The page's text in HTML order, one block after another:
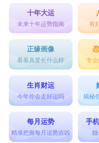
十年大运
未来十年运势指南 有
正缘画像
看看真爱长什么样 专
生肖财运
今年你会走好运吗 揭秘
每月运势
精准把握每月运势吉凶
手